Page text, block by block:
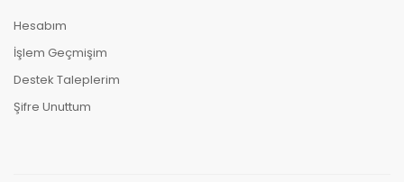
Hesabım
İşlem Geçmişim
Destek Taleplerim
Şifre Unuttum